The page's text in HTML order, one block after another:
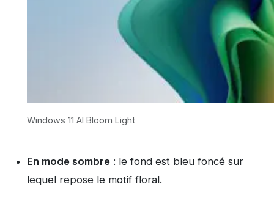
Windows 11 AI Bloom Light
En mode sombre : le fond est bleu foncé sur
lequel repose le motif floral.